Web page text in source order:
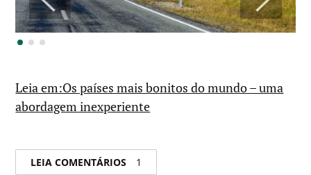
Leia em:Os países mais bonitos do mundo – uma
abordagem inexperiente
LEIA COMENTÁRIOS 1